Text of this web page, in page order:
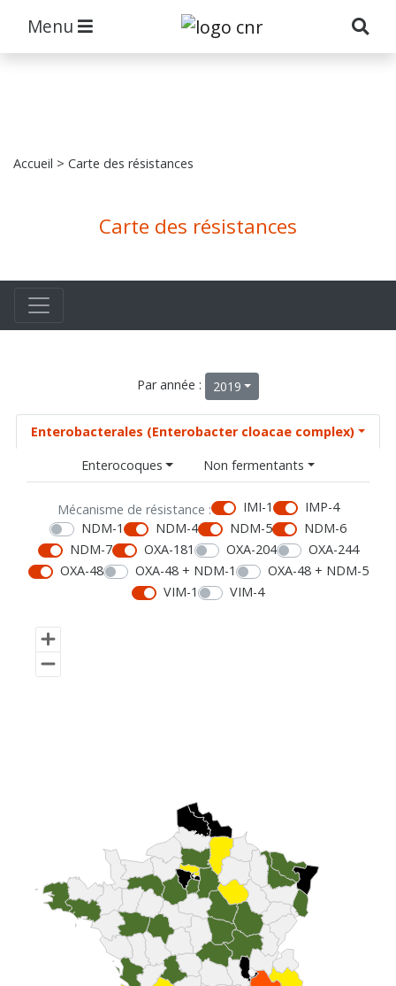
Menu
Accueil > Carte des résistances
Carte des résistances
Par année : 2019
Enterobacterales (Enterobacter cloacae complex)
Enterocoques
Non fermentants
Mécanisme de résistance : IMI-1
IMP-4
NDM-1
NDM-4 NDM-5
NDM-6
NDM-7
OXA-181 OXA-204
OXA-244
OXA-48
OXA-48 + NDM-1
OXA-48 + NDM-5
VIM-1
VIM-4